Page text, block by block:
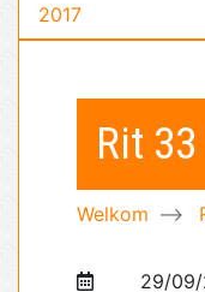
2017
Rit 33
Welkom
29/09/